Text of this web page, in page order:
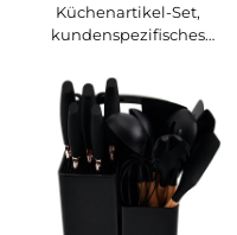
Küchenartikel-Set,
kundenspezifisches
Großhandel Kochgeschirr
aus Silikon